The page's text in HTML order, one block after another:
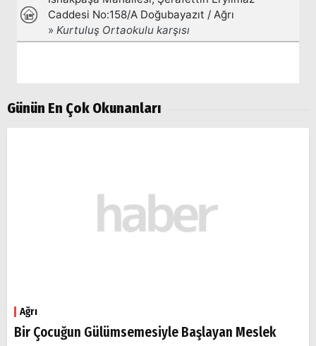
Günün En Çok Okunanları
Ağrı
Bir Çocuğun Gülümsemesiyle Başlayan Meslek